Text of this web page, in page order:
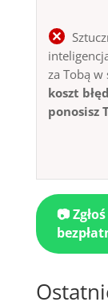
za Tobą
koszt
ponosisz
📷